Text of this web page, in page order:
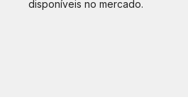
disponíveis no mercado.